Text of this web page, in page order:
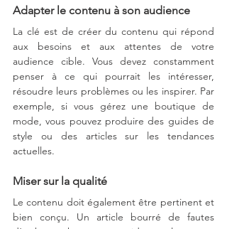
Adapter le contenu à son audience
La clé est de créer du contenu qui répond
aux besoins et aux attentes de votre
audience cible. Vous devez constamment
penser à ce qui pourrait les intéresser,
résoudre leurs problèmes ou les inspirer. Par
exemple, si vous gérez une boutique de
mode, vous pouvez produire des guides de
style ou des articles sur les tendances
actuelles.
Miser sur la qualité
Le contenu doit également être pertinent et
bien conçu. Un article bourré de fautes